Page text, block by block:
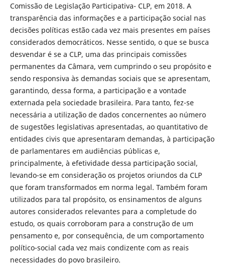
Comissão de Legislação Participativa- CLP, em 2018. A
transparência das informações e a participação social nas
decisões políticas estão cada vez mais presentes em países
considerados democráticos. Nesse sentido, o que se busca
desvendar é se a CLP, uma das principais comissões
permanentes da Câmara, vem cumprindo o seu propósito e
sendo responsiva às demandas sociais que se apresentam,
garantindo, dessa forma, a participação e a vontade
externada pela sociedade brasileira. Para tanto, fez-se
necessária a utilização de dados concernentes ao número
de sugestões legislativas apresentadas, ao quantitativo de
entidades civis que apresentaram demandas, à participação
de parlamentares em audiências públicas e,
principalmente, à efetividade dessa participação social,
levando-se em consideração os projetos oriundos da CLP
que foram transformados em norma legal. Também foram
utilizados para tal propósito, os ensinamentos de alguns
autores considerados relevantes para a completude do
estudo, os quais corroboram para a construção de um
pensamento e, por consequência, de um comportamento
político-social cada vez mais condizente com as reais
necessidades do povo brasileiro.